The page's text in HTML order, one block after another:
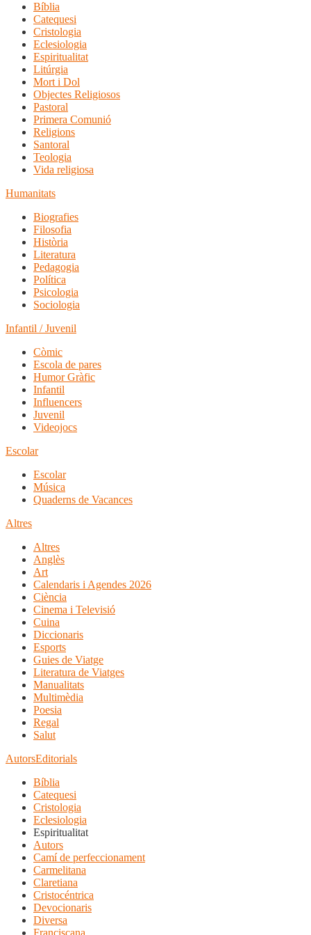
Bíblia
Catequesi
Cristologia
Eclesiologia
Espiritualitat
Litúrgia
Mort i Dol
Objectes Religiosos
Pastoral
Primera Comunió
Religions
Santoral
Teologia
Vida religiosa
Humanitats
Biografies
Filosofia
Història
Literatura
Pedagogia
Política
Psicologia
Sociologia
Infantil / Juvenil
Còmic
Escola de pares
Humor Gràfic
Infantil
Influencers
Juvenil
Videojocs
Escolar
Escolar
Música
Quaderns de Vacances
Altres
Altres
Anglès
Art
Calendaris i Agendes 2026
Ciència
Cinema i Televisió
Cuina
Diccionaris
Esports
Guies de Viatge
Literatura de Viatges
Manualitats
Multimèdia
Poesia
Regal
Salut
AutorsEditorials
Bíblia
Catequesi
Cristologia
Eclesiologia
Espiritualitat
Autors
Camí de perfeccionament
Carmelitana
Claretiana
Cristocéntrica
Devocionaris
Diversa
Franciscana